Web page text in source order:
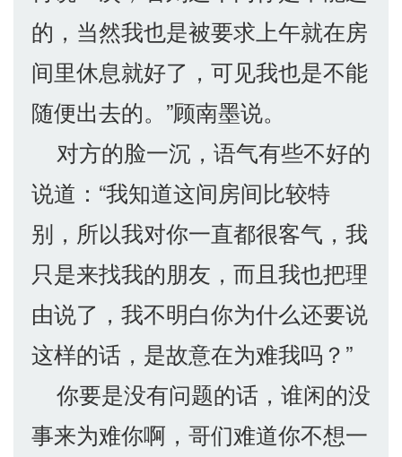
的，当然我也是被要求上午就在房
间里休息就好了，可见我也是不能
随便出去的。”顾南墨说。
对方的脸一沉，语气有些不好的
说道：“我知道这间房间比较特
别，所以我对你一直都很客气，我
只是来找我的朋友，而且我也把理
由说了，我不明白你为什么还要说
这样的话，是故意在为难我吗？”
你要是没有问题的话，谁闲的没
事来为难你啊，哥们难道你不想一